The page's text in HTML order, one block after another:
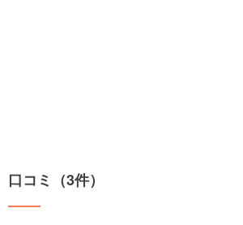
口コミ（3件）